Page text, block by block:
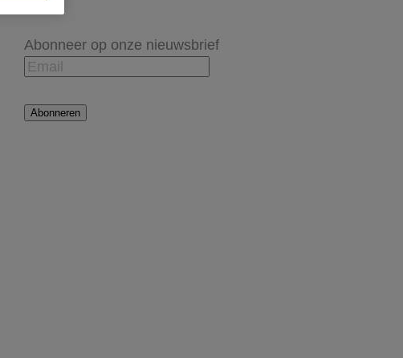
Abonneer op onze nieuwsbrief
Abonneren